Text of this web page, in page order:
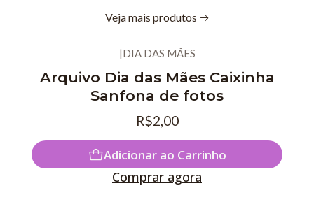
Veja mais produtos
|DIA DAS MÃES
Arquivo Dia das Mães Caixinha
Sanfona de fotos
R$2,00
Adicionar ao Carrinho
Comprar agora